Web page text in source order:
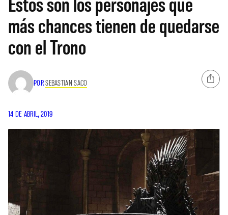
más chances tienen de quedarse
con el Trono
PORSEBASTIAN SACO
14 DE ABRIL, 2019